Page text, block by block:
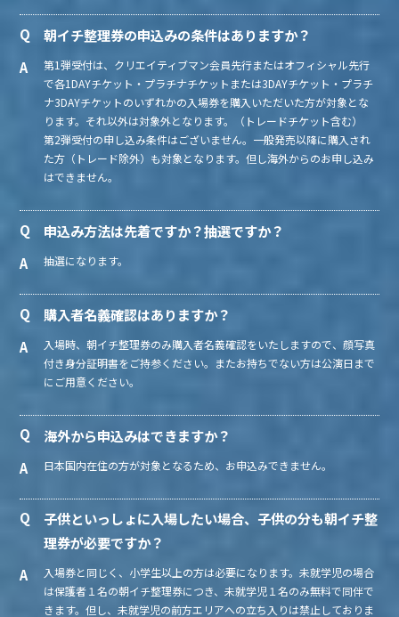
朝イチ整理券の申込みの条件はありますか？
第1弾受付は、クリエイティブマン会員先行またはオフィシャル先行
で各1DAYチケット・プラチナチケットまたは3DAYチケット・プラチ
ナ3DAYチケットのいずれかの入場券を購入いただいた方が対象とな
ります。それ以外は対象外となります。（トレードチケット含む）
第2弾受付の申し込み条件はございません。一般発売以降に購入され
た方（トレード除外）も対象となります。但し海外からのお申し込み
はできません。
申込み方法は先着ですか？抽選ですか？
抽選になります。
購入者名義確認はありますか？
入場時、朝イチ整理券のみ購入者名義確認をいたしますので、顔写真
付き身分証明書をご持参ください。またお持ちでない方は公演日まで
にご用意ください。
海外から申込みはできますか？
日本国内在住の方が対象となるため、お申込みできません。
子供といっしょに入場したい場合、子供の分も朝イチ整
理券が必要ですか？
入場券と同じく、小学生以上の方は必要になります。未就学児の場合
は保護者１名の朝イチ整理券につき、未就学児１名のみ無料で同伴で
きます。但し、未就学児の前方エリアへの立ち入りは禁止しておりま